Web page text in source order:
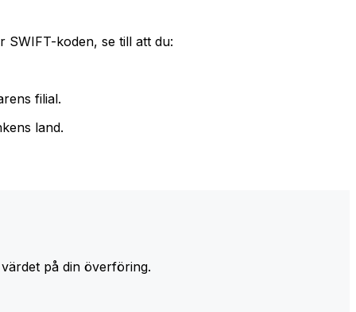
koden, se till att du:
filial.
land.
på din överföring.